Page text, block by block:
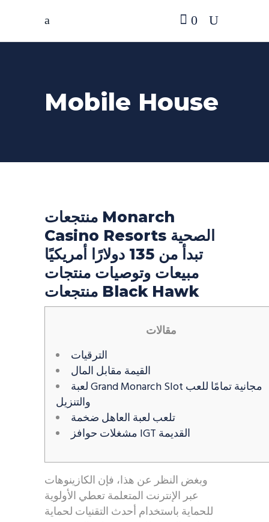
0
Mobile House
منتجعات Monarch
Casino Resorts الصحية
تبدأ من 135 دولارًا أمريكيًا
مبيعات وتوصيات منتجات
منتجعات Black Hawk
مقالات
الترقيات
القيمة مقابل المال
لعبة Grand Monarch Slot مجانية تمامًا للعب
والتنزيل
تلعب لعبة العاهل ضخمة
مشغلات حوافز IGT القديمة
وبغض النظر عن هذا، فإن الكازينوهات
عبر الإنترنت المتعلمة تعطي الأولوية
للحماية باستخدام أحدث التقنيات لحماية